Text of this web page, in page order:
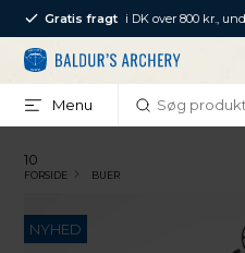
Gratis fragt i DK over 800 kr.,
Menu
10
FORSIDE BUER
NYHED